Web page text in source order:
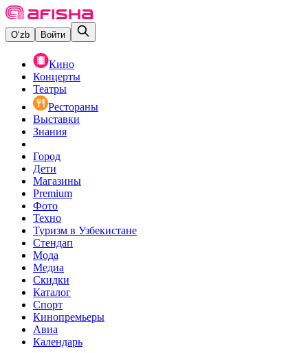
O‘zb Войти
Кино
Концерты
Театры
Рестораны
Выставки
Знания
Город
Дети
Магазины
Premium
Фото
Техно
Туризм в Узбекистане
Стендап
Мода
Медиа
Скидки
Каталог
Спорт
Кинопремьеры
Авиа
Календарь